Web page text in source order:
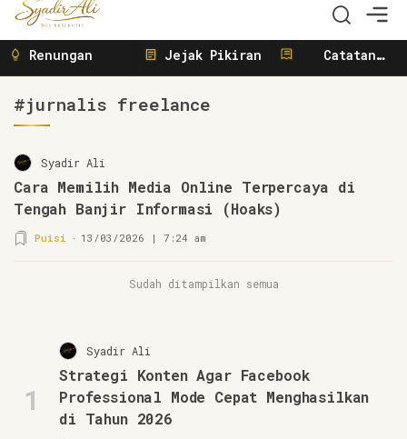
Syadir Ali
Menulis, Berbisnis, Meliput, Menggerakkan
Renungan Jejak Pikiran
Catatan
#jurnalis freelance
Syadir Ali
Cara Memilih Media Online Terpercaya di
Tengah Banjir Informasi (Hoaks)
Puisi 13/03/2026 | 7:24 am
Sudah ditampilkan semua
1
Syadir Ali
Strategi Konten Agar Facebook
Professional Mode Cepat Menghasilkan
di Tahun 2026